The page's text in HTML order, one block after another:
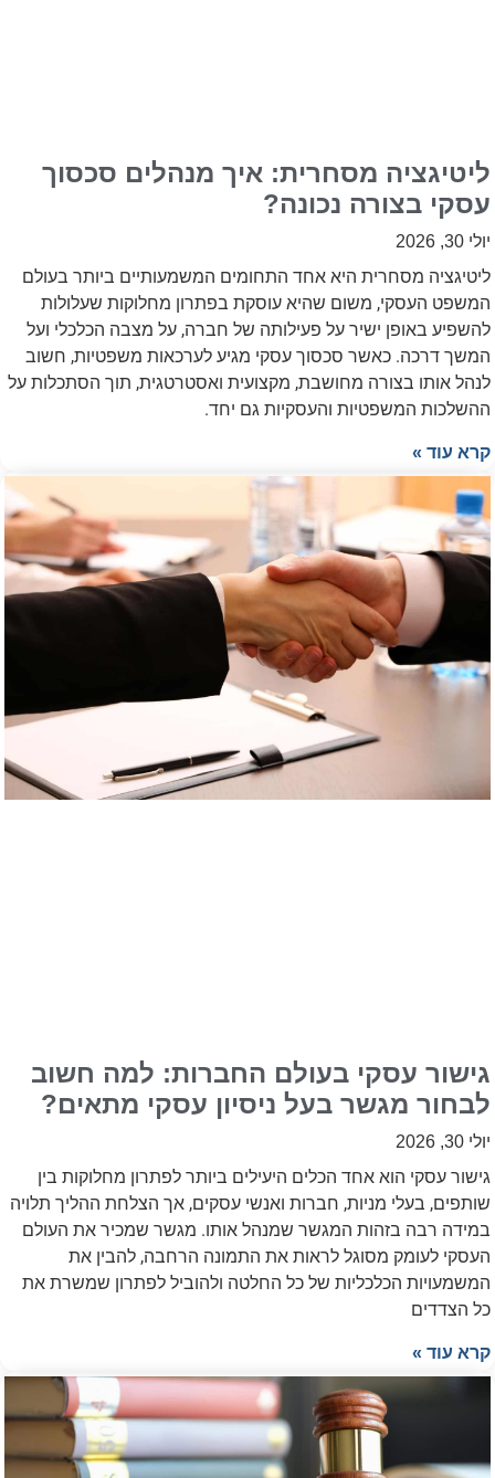
ליטיגציה מסחרית: איך מנהלים סכסוך
עסקי בצורה נכונה?
יולי 30, 2026
ליטיגציה מסחרית היא אחד התחומים המשמעותיים ביותר בעולם
המשפט העסקי, משום שהיא עוסקת בפתרון מחלוקות שעלולות
להשפיע באופן ישיר על פעילותה של חברה, על מצבה הכלכלי ועל
המשך דרכה. כאשר סכסוך עסקי מגיע לערכאות משפטיות, חשוב
לנהל אותו בצורה מחושבת, מקצועית ואסטרטגית, תוך הסתכלות על
ההשלכות המשפטיות והעסקיות גם יחד.
קרא עוד »
גישור עסקי בעולם החברות: למה חשוב
לבחור מגשר בעל ניסיון עסקי מתאים?
יולי 30, 2026
גישור עסקי הוא אחד הכלים היעילים ביותר לפתרון מחלוקות בין
שותפים, בעלי מניות, חברות ואנשי עסקים, אך הצלחת ההליך תלויה
במידה רבה בזהות המגשר שמנהל אותו. מגשר שמכיר את העולם
העסקי לעומק מסוגל לראות את התמונה הרחבה, להבין את
המשמעויות הכלכליות של כל החלטה ולהוביל לפתרון שמשרת את
כל הצדדים
קרא עוד »